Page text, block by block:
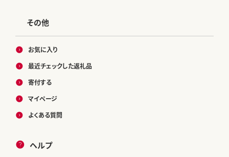
その他
お気に入り
最近チェックした返礼品
寄付する
マイページ
よくある質問
ヘルプ